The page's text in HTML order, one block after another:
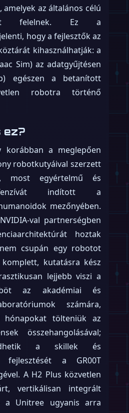
az általános célú
felelnek. Ez a
hogy a fejlesztők az
kihasználhatják: a
Sim) az adatgyűjtésen
egészen a betanított
robotra történő
ez?
korábban a meglepően
robotkutyáival szerzett
most egyértelmű és
indított a
mezőnyében.
val partnerségben
hoztak
csupán egy robotot
kutatásra kész
lejjebb viszi a
az akadémiai és
számára,
tölteniük az
összehangolásával;
a skillek és
fejlesztését a GR00T
A H2 Plus közvetlen
vertikálisan integrált
a Unitree ugyanis arra